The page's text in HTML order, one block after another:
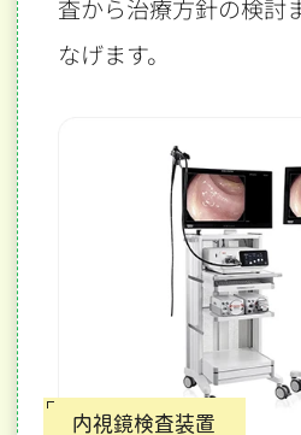
査から治療方針の検討
なげます。
内視鏡検査装置